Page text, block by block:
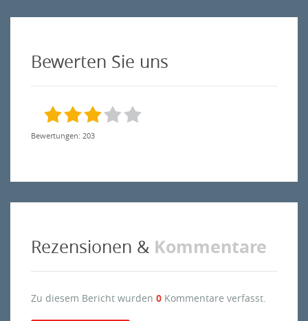
Bewerten Sie uns
Bewertungen: 203
Rezensionen & Kommentare
Zu diesem Bericht wurden 0 Kommentare verfasst.